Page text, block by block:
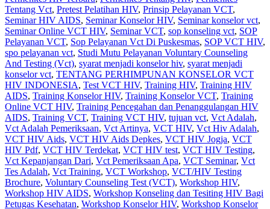
Tentang Vct, Pretest Pelatihan HIV, Prinsip Pelayanan VCT,
Seminar HIV AIDS, Seminar Konselor HIV, Seminar konselor vct,
Seminar Online VCT HIV, Seminar VCT, sop konseling vct, SOP
Pelayanan VCT, Sop Pelayanan Vct Di Puskesmas, SOP VCT HIV,
spo pelayanan vct, Studi Mutu Pelayanan Voluntary Counseling
And Testing (Vct), syarat menjadi konselor hiv, syarat menjadi
konselor vct, TENTANG PERHIMPUNAN KONSELOR VCT
HIV INDONESIA, Test VCT HIV, Training HIV, Training HIV
AIDS, Training Konselor HIV, Training Konselor VCT, Training
Online VCT HIV, Training Pencegahan dan Penanggulangan HIV
AIDS, Training VCT, Training VCT HIV, tujuan vct, Vct Adalah,
Vct Adalah Pemeriksaan, Vct Artinya, VCT HIV, Vct Hiv Adalah,
VCT HIV Aids, VCT HIV Aids Depkes, VCT HIV Jogja, VCT
HIV Pdf, VCT HIV Terdekat, VCT HIV test, VCT HIV Testing,
Vct Kepanjangan Dari, Vct Pemeriksaan Apa, VCT Seminar, Vct
Tes Adalah, Vct Training, VCT Workshop, VCT/HIV Testing
Brochure, Voluntary Counseling Test (VCT), Workshop HIV,
Workshop HIV AIDS, Workshop Konseling dan Tesiting HIV Bagi
Petugas Kesehatan, Workshop Konselor HIV, Workshop Konselor